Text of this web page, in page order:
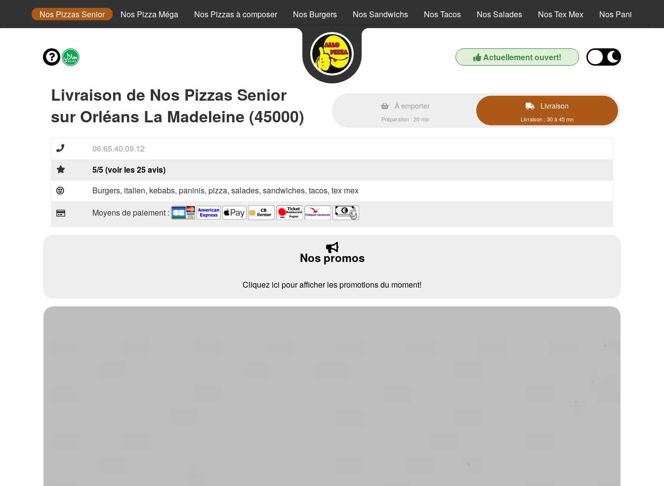
Nos Pizzas Senior Nos Pizza Méga Nos Pizzas à composer Nos Burgers Nos Sandwichs Nos Tacos Nos Salades Nos Tex Mex Nos Paninis
Actuellement ouvert!
Livraison de Nos Pizzas Senior
sur Orléans La Madeleine (45000)
À emporter
Préparation : 20 min
Livraison
Livraison : 30 à 45 mn
06.65.40.09.12
5/5 (voir les 25 avis)
Burgers, italien, kebabs, paninis, pizza, salades, sandwiches, tacos, tex mex
Moyens de paiement :
Nos promos
Cliquez ici pour afficher les promotions du moment!